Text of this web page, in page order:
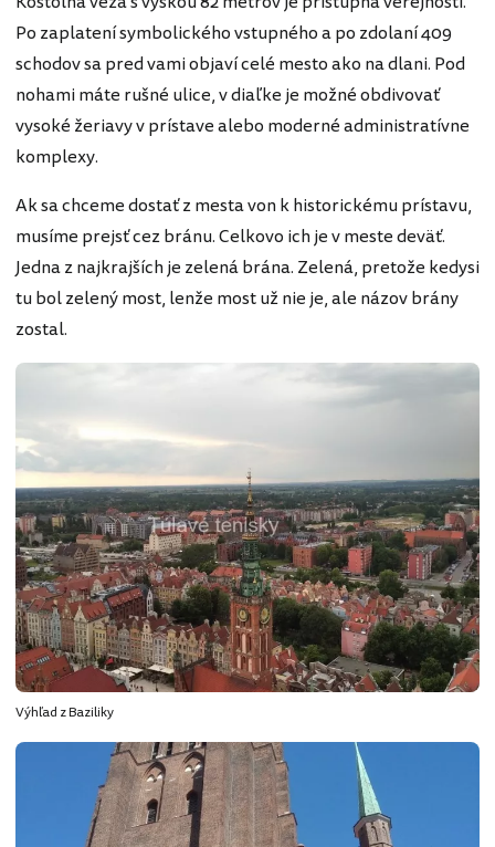
Po zaplatení symbolického vstupného a po zdolaní 409
schodov sa pred vami objaví celé mesto ako na dlani. Pod
nohami máte rušné ulice, v diaľke je možné obdivovať
vysoké žeriavy v prístave alebo moderné administratívne
komplexy.
Ak sa chceme dostať z mesta von k historickému prístavu,
musíme prejsť cez bránu. Celkovo ich je v meste deväť.
Jedna z najkrajších je zelená brána. Zelená, pretože kedysi
tu bol zelený most, lenže most už nie je, ale názov brány
zostal.
Výhľad z Baziliky